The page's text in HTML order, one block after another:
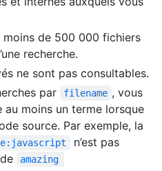
moins de 500 000 fichiers
recherche.
ne sont pas consultables.
par
filename , vous
moins un terme lorsque
source. Par exemple, la
n’est pas
amazing